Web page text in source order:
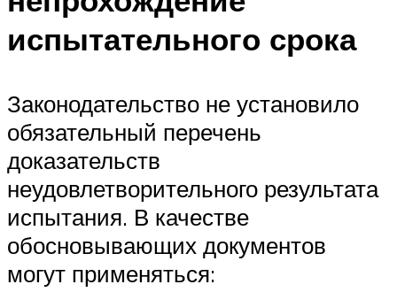
испытательного срока
Законодательство не установило
обязательный перечень
доказательств
неудовлетворительного результата
испытания. В качестве
обосновывающих документов
могут применяться: